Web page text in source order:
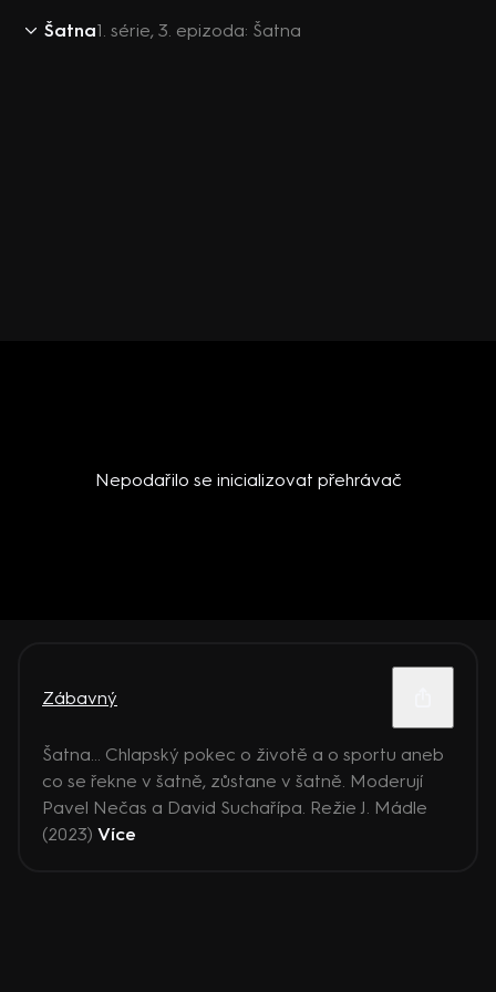
Šatna1. série, 3. epizoda: Šatna
Nepodařilo se inicializovat přehrávač
Zábavný
Šatna... Chlapský pokec o životě a o sportu aneb
co se řekne v šatně, zůstane v šatně. Moderují
Pavel Nečas a David Suchařípa. Režie J. Mádle
(2023) Více